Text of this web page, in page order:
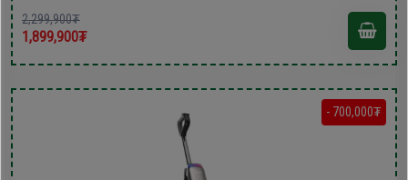
2,299,900₮
1,899,900₮
- 700,000₮